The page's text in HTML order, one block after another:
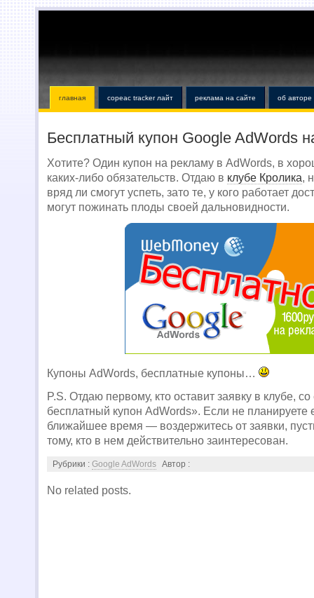
главная copeac tracker лайт реклама на сайте об авторе
Бесплатный купон Google AdWords
Хотите? Один купон на рекламу в AdWords, в
каких-либо обязательств. Отдаю в клубе Кролика,
вряд ли смогут успеть, зато те, у кого работает
могут пожинать плоды своей дальновидности.
Купоны AdWords, бесплатные купоны…
P.S. Отдаю первому, кто оставит заявку в клубе,
бесплатный купон AdWords». Если не планируете
ближайшее время — воздержитесь от заявки,
тому, кто в нем действительно заинтересован.
Рубрики : Google AdWords Автор :
No related posts.